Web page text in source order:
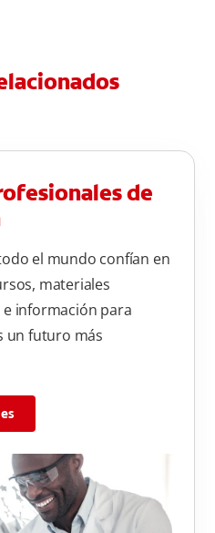
de
el mundo confían en
materiales
información para
un futuro más